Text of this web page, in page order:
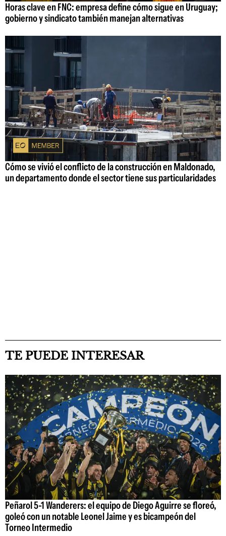
Horas clave en FNC: empresa define cómo sigue en Uruguay;
gobierno y sindicato también manejan alternativas
Cómo se vivió el conflicto de la construcción en Maldonado,
un departamento donde el sector tiene sus particularidades
TE PUEDE INTERESAR
Peñarol 5-1 Wanderers: el equipo de Diego Aguirre se floreó,
goleó con un notable Leonel Jaime y es bicampeón del
Torneo Intermedio